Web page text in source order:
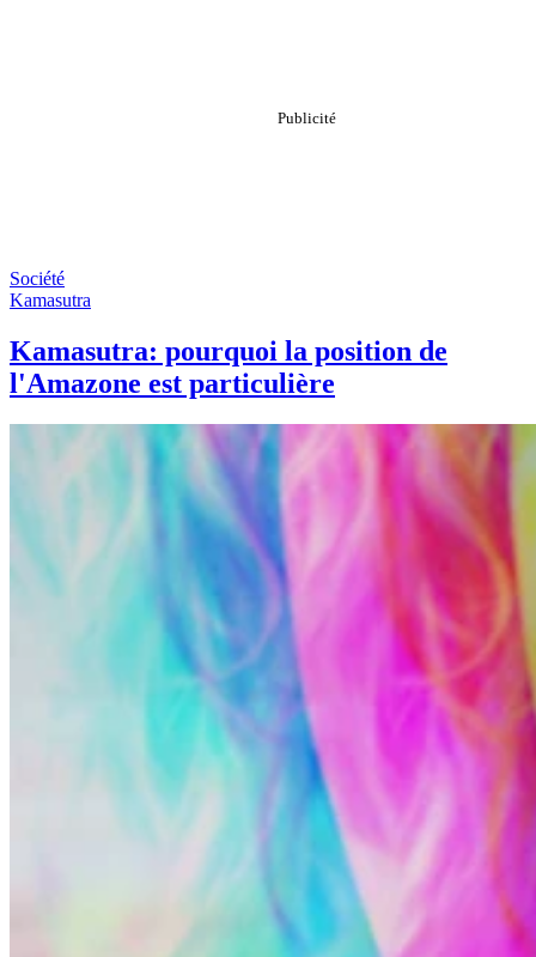
Société
Kamasutra
Kamasutra: pourquoi la position de
l'Amazone est particulière